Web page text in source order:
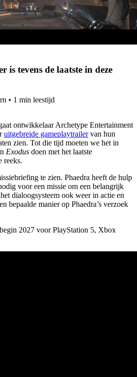
is tevens de laatste in deze
• 1 min leestijd
ontwikkelaar Archetype Entertainment
uitgebreide gameplaytrailervan hun
zien. Tot die tijd moeten we het in
Exodus doen met het laatste
reeks.
te zien. Phaedra heeft de hulp
voor een missie om een belangrijk
dialoogsysteem ook weer in actie en
bepaalde manier op Phaedra’s verzoek
2027 voor PlayStation 5, Xbox